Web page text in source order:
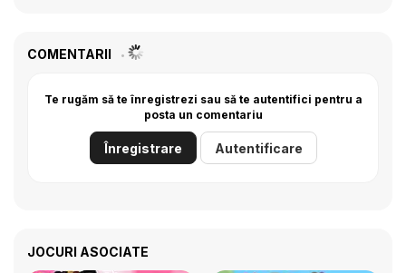
COMENTARII
Te rugăm să te înregistrezi sau să te autentifici pentru a
posta un comentariu
Înregistrare Autentificare
JOCURI ASOCIATE